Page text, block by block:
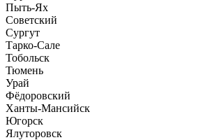
Пыть-Ях
Советский
Сургут
Тарко-Сале
Тобольск
Тюмень
Урай
Фёдоровский
Ханты-Мансийск
Югорск
Ялуторовск